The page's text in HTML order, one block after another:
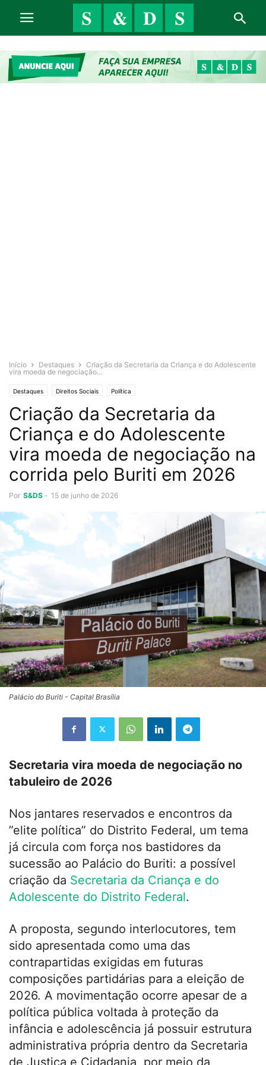
Início Destaques
Criação da Secretaria da Criança e do Adolescente
vira moeda de negociação...
Destaques Direitos Sociais Política
Criação da Secretaria da
Criança e do Adolescente
vira moeda de negociação na
corrida pelo Buriti em 2026
Por S&DS - 15 de junho de 2026
Palácio do Buriti - Capital Brasília
Secretaria vira moeda de negociação no
tabuleiro de 2026
Nos jantares reservados e encontros da
”elite política” do Distrito Federal, um tema
já circula com força nos bastidores da
sucessão ao Palácio do Buriti: a possível
criação da Secretaria da Criança e do
Adolescente do Distrito Federal.
A proposta, segundo interlocutores, tem
sido apresentada como uma das
contrapartidas exigidas em futuras
composições partidárias para a eleição de
2026. A movimentação ocorre apesar de a
política pública voltada à proteção da
infância e adolescência já possuir estrutura
administrativa própria dentro da Secretaria
de Justiça e Cidadania, por meio da